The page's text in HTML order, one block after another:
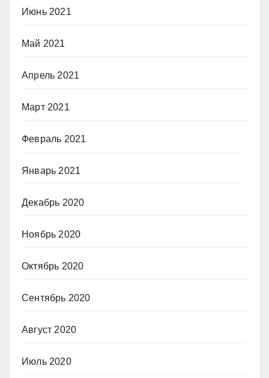
Июнь 2021
Май 2021
Апрель 2021
Март 2021
Февраль 2021
Январь 2021
Декабрь 2020
Ноябрь 2020
Октябрь 2020
Сентябрь 2020
Август 2020
Июль 2020